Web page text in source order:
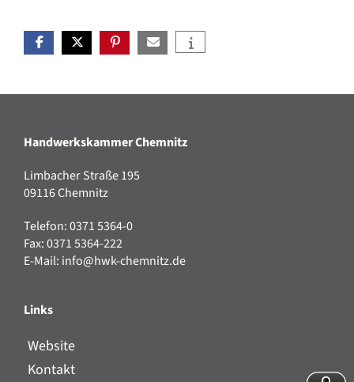
Handwerkskammer Chemnitz
Limbacher Straße 195
09116 Chemnitz
Telefon: 0371 5364-0
Fax: 0371 5364-222
E-Mail: info@hwk-chemnitz.de
Links
Website
Kontakt